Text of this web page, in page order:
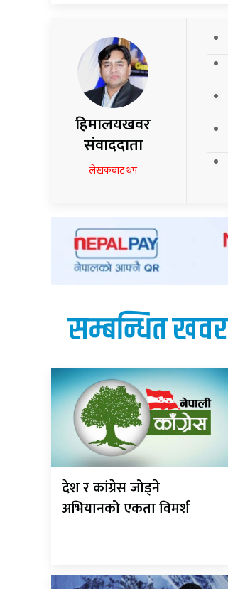
हिमालयखवर
संवाददाता
लेखकबाट थप
सम्बन्धित खवर
देश र कांग्रेस जोड्ने
अभियानको एकता विमर्श